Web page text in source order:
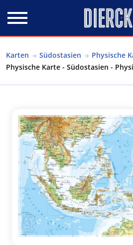
Karten Südostasien Physische
Physische Karte - Südostasien -